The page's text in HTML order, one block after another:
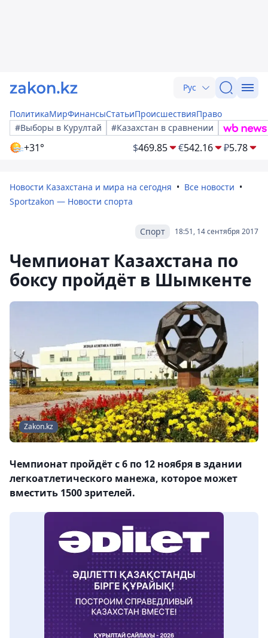
Рус
ПолитикаМирФинансыСтатьиПроисшествияПраво
#Выборы в Курултай
#Казахстан в сравнении
+31° $469.85 €542.16 ₽5.78
Новости Казахстана и мира на сегодня
Все новости
Sportzakon — Новости спорта
18:51, 14 сентября 2017
Спорт
Чемпионат Казахстана по
боксу пройдёт в Шымкенте
Zakon.kz
Чемпионат пройдёт с 6 по 12 ноября в здании
легкоатлетического манежа, которое может
вместить 1500 зрителей.